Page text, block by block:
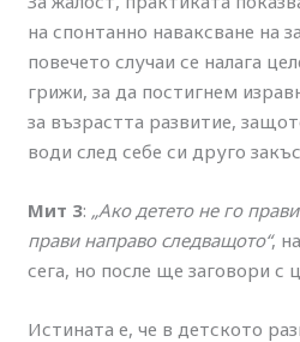
на спонтанно наваксване на
повечето случаи се налага
грижи, за да постигнем
за възрастта развитие,
води след себе си друго
Мит 3: „Ако детето не го
прави направо следващото“,
сега, но после ще заговори с
Истината е, че в детското